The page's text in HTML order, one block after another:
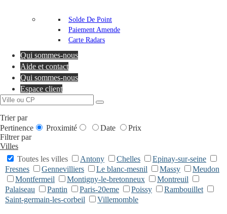
Solde De Point
Paiement Amende
Carte Radars
Qui sommes-nous
Aide et contact
Qui sommes-nous
Espace client
Trier par
Pertinence
Proximité Date
Prix
Filtrer par
Villes
Toutes les villes
Antony Chelles
Epinay-sur-seine
Fresnes
Gennevilliers Le blanc-mesnil Massy
Meudon
Montfermeil
Montigny-le-bretonneux
Montreuil
Palaiseau
Pantin Paris-20eme Poissy
Rambouillet
Saint-germain-les-corbeil
Villemomble